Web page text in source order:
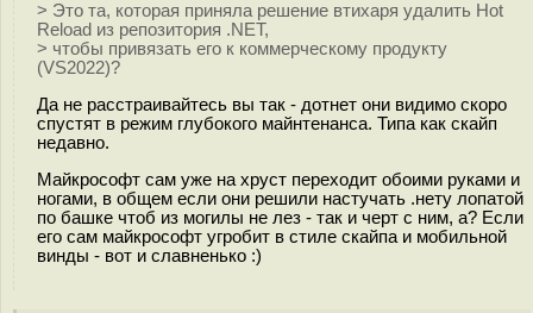
> Это та, которая приняла решение втихаря удалить Hot
Reload из репозитория .NET,
> чтобы привязать его к коммерческому продукту
(VS2022)?
Да не расстраивайтесь вы так - дотнет они видимо скоро
спустят в режим глубокого майнтенанса. Типа как скайп
недавно.
Майкрософт сам уже на хруст переходит обоими руками и
ногами, в общем если они решили настучать .нету лопатой
по башке чтоб из могилы не лез - так и черт с ним, а? Если
его сам майкрософт угробит в стиле скайпа и мобильной
винды - вот и славненько :)